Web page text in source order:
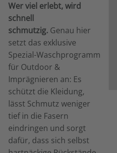
Wer viel erlebt, wird
schnell
schmutzig.Genau hier
setzt das exklusive
Spezial-Waschprogramm
für Outdoor &
Imprägnieren an: Es
schützt die Kleidung,
lässt Schmutz weniger
tief in die Fasern
eindringen und sorgt
dafür, dass sich selbst